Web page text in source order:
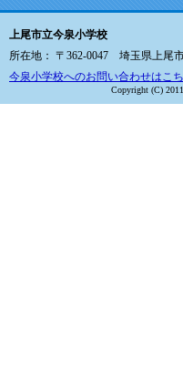
上尾市立今泉小学校
所在地： 〒362-0047 埼玉県上尾
今泉小学校へのお問い合わせはこ
Copyright (C)